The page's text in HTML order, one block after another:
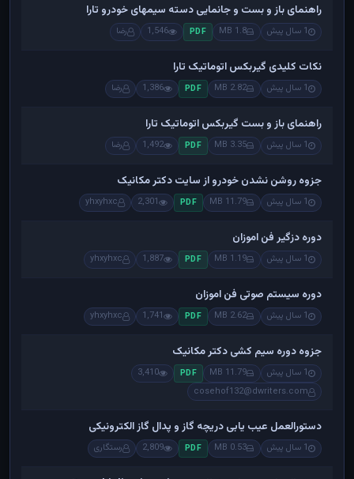
راهنمای باز و بست و جانمایی دسته سیمهای خودرو تارا
1 سال پیش 1.8 MB
PDF
1,546 رضا
نکات کلیدی گیربکس اتوماتیک تارا
1 سال پیش 2.82 MB
PDF
1,386 رضا
راهنمای باز و بست گیربکس اتوماتیک تارا
1 سال پیش 3.35 MB
PDF
1,492 رضا
جزوه روشن نشدن خودرو از سایت دکتر مکانیک
1 سال پیش 11.79 MB
PDF
2,301
yhxyhxc
دوره دزگیر فن اموزان
1 سال پیش 1.19 MB
PDF
1,887
yhxyhxc
دوره سیستم صوتی فن اموزان
1 سال پیش 2.62 MB
PDF
1,741
yhxyhxc
جزوه دوره سیم کشی دکتر مکانیک
1 سال پیش 11.79 MB
PDF
3,410
cosehof132@dwriters.com
دستورالعمل عیب یابی دریچه گاز و پدال گاز الکترونیکی
1 سال پیش 0.53 MB
PDF
2,809 رستگاری